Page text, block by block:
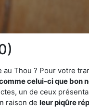
Thou ? Pour votre
celui-ci que bon
un de ceux
raison de leur piqûre